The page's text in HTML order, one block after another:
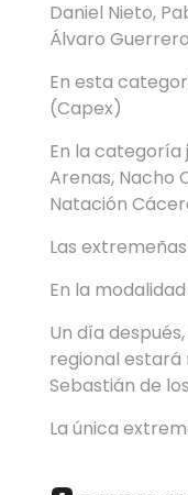
Daniel Nieto,
Álvaro
En esta
(Capex)
En la categoría
Arenas, Nacho
Natación
Las
En la
Un día
regional estará
Sebastián de
La única